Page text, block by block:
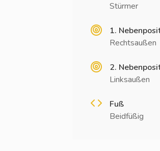
Stürmer
1.
Rechtsaußen
2.
Linksaußen
Fuß
Beidfüßig